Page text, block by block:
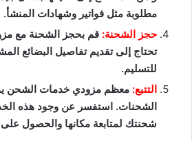
مطلوبة مثل فواتير وشهادات المنشأ.
حجز الشحنة: قم بحجز الشحنة مع
تحتاج إلى تقديم تفاصيل البضائع
للتسليم.
التتبع: معظم مزودي خدمات الشحن
الشحنات. استفسر عن وجود هذه
شحنتك لمتابعة مكانها والحصول على